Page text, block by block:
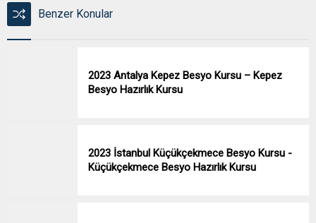
Benzer Konular
2023 Antalya Kepez Besyo Kursu – Kepez
Besyo Hazırlık Kursu
2023 İstanbul Küçükçekmece Besyo Kursu -
Küçükçekmece Besyo Hazırlık Kursu